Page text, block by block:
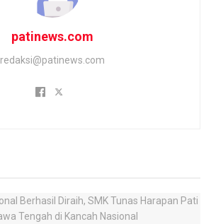
patinews.com
redaksi@patinews.com